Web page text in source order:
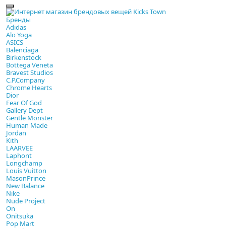
Бренды
Adidas
Alo Yoga
ASICS
Balenciaga
Birkenstock
Bottega Veneta
Bravest Studios
C.P.Company
Chrome Hearts
Dior
Fear Of God
Gallery Dept
Gentle Monster
Human Made
Jordan
Kith
LAARVEE
Laphont
Longchamp
Louis Vuitton
MasonPrince
New Balance
Nike
Nude Project
On
Onitsuka
Pop Mart